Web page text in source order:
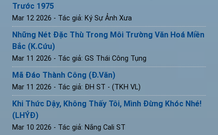
Trước 1975
Mar 12 2026 - Tác giả: Ký Sự Ảnh Xưa
Những Nét Đặc Thù Trong Môi Trường Văn Hoá Miền
Bắc (K.Cứu)
Mar 11 2026 - Tác giả: GS Thái Công Tụng
Mã Đáo Thành Công (Đ.Văn)
Mar 11 2026 - Tác giả: ĐH ST - (TKH VL)
Khi Thức Dậy, Không Thấy Tôi, Mình Đừng Khóc Nhé!
(LHÝĐ)
Mar 10 2026 - Tác giả: Nắng Cali ST